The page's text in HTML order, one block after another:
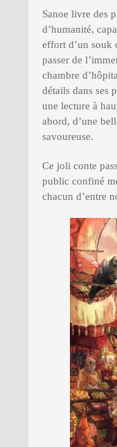
Sanoe livre des
d’humanité,
effort d’un souk
passer de
chambre
détails dans ses
une lecture à
abord, d’une
savoureuse.
Ce joli conte
public confiné
chacun d’entre